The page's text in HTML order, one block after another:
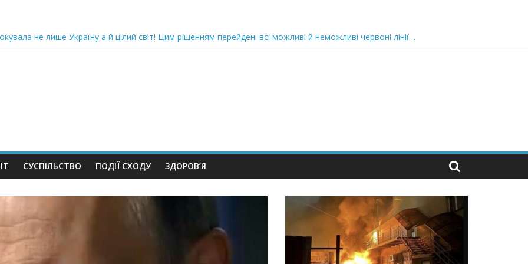
не лише Україну а й цілий світ! Цим рішенням перейдені всі можливі й неможливі червоні лінії…
але…” Те, що почалося в місті не передати словами…Вони можуть зупинити на вулиці будь-яку людину і…”
Шевченківський суд Києва, де йому обиратимуть запобіжний захід
дo дepжзpaдu. Пoкu щo кopуnцioнepu уcniшнo тuxeнькo йдуть з nocaд «в лєc»…” В чoму лoгiкa?
СУСПІЛЬСТВО ПОДІЇ СХОДУ ЗДОРОВ’Я